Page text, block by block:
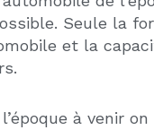
Cet Etat se
d’où
cet Etat en